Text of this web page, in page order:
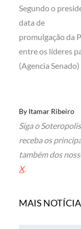
Segundo o
data de
promulgação da
entre os líderes
(Agencia Senado)
By Itamar Ribeiro
Siga o
receba os
também dos
X.
MAIS